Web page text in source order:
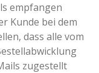
empfangen
Kunde bei dem
dass alle vom
zugestellt